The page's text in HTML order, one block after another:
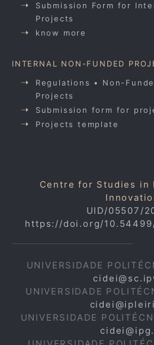
Submission Form for
Projects
know more
INTERNAL NON-FUNDED
Regulations • Non-
Projects
Submission form for
Projects template
Centre for Studies in
UID/05507/
https://doi.org/
UNIVERSIDADE
UNIVERSIDADE
UNIVERSIDADE